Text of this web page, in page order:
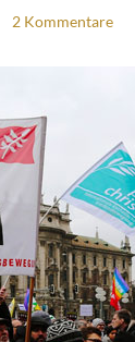
2 Kommentare